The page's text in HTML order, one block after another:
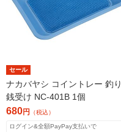
セール
ナカバヤシ コイントレー 釣り
銭受け NC-401B 1個
680円 （税込）
ログイン&全額PayPay支払いで